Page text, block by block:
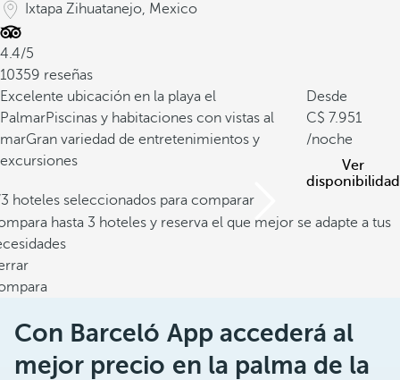
Ixtapa Zihuatanejo, Mexico
4.4/5
10359 reseñas
Excelente ubicación en la playa el
PalmarPiscinas y habitaciones con vistas al
marGran variedad de entretenimientos y
excursiones
Desde
7.951
/noche
Ver
disponibilidad
hoteles seleccionados para comparar
hasta 3 hoteles y reserva el que mejor se adapte a tus
Con Barceló App accederá al
mejor precio en la palma de la